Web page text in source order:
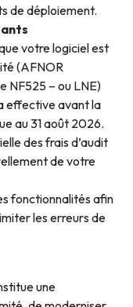
de déploiement.
votre logiciel est
(AFNOR
NF525 – ou LNE)
effective avant la
au 31 août 2026.
des frais d’audit
de votre
fonctionnalités afin
les erreurs de
une